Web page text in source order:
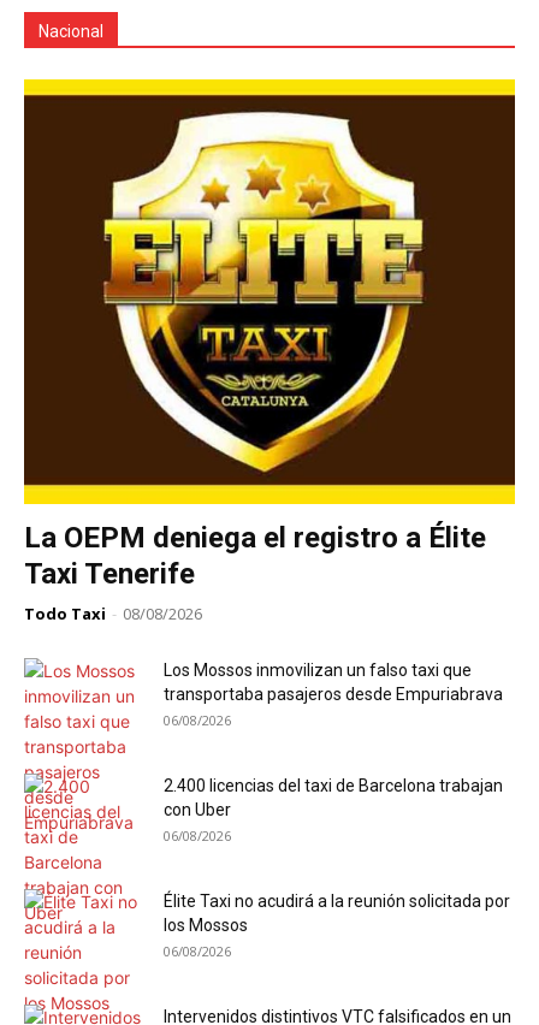
Nacional
La OEPM deniega el registro a Élite
Taxi Tenerife
Todo Taxi - 08/08/2026
Los Mossos inmovilizan un falso taxi que
transportaba pasajeros desde Empuriabrava
06/08/2026
2.400 licencias del taxi de Barcelona trabajan
con Uber
06/08/2026
Élite Taxi no acudirá a la reunión solicitada por
los Mossos
06/08/2026
Intervenidos distintivos VTC falsificados en un